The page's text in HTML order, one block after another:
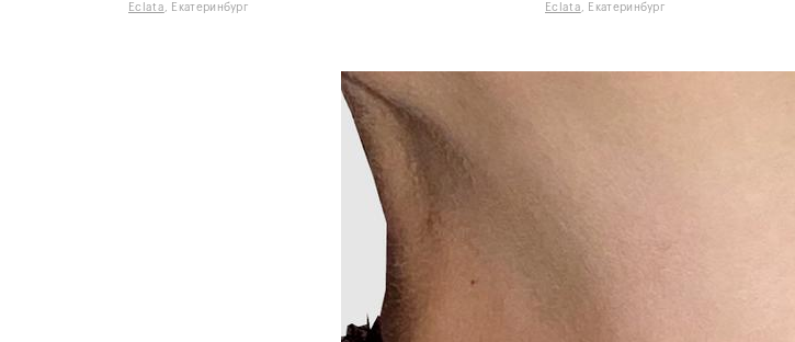
Eclata , Екатеринбург Eclata , Екатеринбург